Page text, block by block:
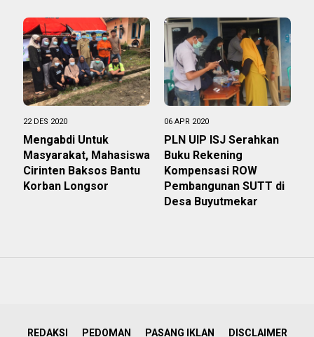
22 DES 2020
Mengabdi Untuk
Masyarakat, Mahasiswa
Cirinten Baksos Bantu
Korban Longsor
06 APR 2020
PLN UIP ISJ Serahkan
Buku Rekening
Kompensasi ROW
Pembangunan SUTT di
Desa Buyutmekar
REDAKSI PEDOMAN PASANG IKLAN DISCLAIMER